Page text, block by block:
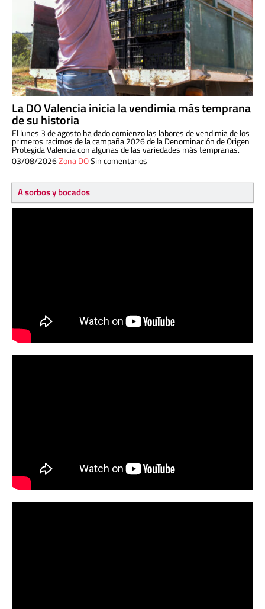
La DO Valencia inicia la vendimia más temprana
de su historia
El lunes 3 de agosto ha dado comienzo las labores de vendimia de los
primeros racimos de la campaña 2026 de la Denominación de Origen
Protegida Valencia con algunas de las variedades más tempranas.
03/08/2026Zona DOSin comentarios
A sorbos y bocados